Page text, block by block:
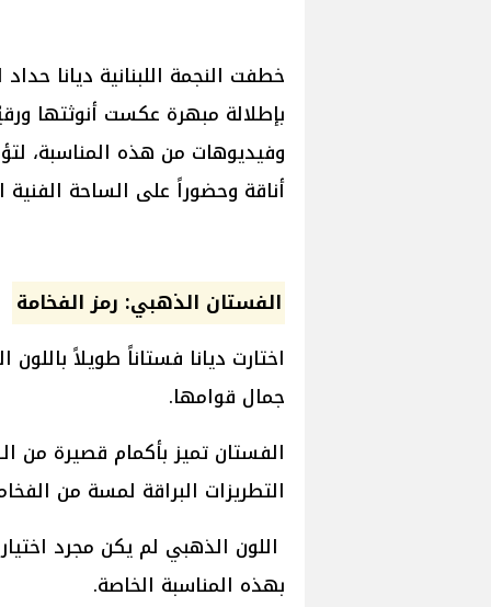
خطفت النجمة اللبنانية ديانا
بإطلالة مبهرة عكست أنوثتها
وفيديوهات من هذه المناسبة،
أناقة وحضوراً على الساحة الفنية
الفستان الذهبي: رمز الفخامة
اختارت ديانا فستاناً طويلاً
جمال قوامها.
الفستان تميز بأكمام قصيرة من
التطريزات البراقة لمسة من
اللون الذهبي لم يكن مجرد
بهذه المناسبة الخاصة.